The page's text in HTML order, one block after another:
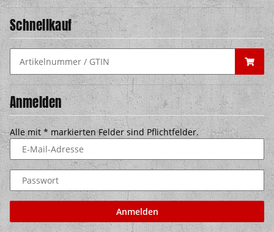
Schnellkauf
Anmelden
Alle mit * markierten Felder sind Pflichtfelder.
E-Mail-Adresse
Passwort
Anmelden